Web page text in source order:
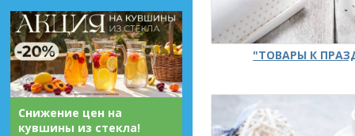
Снижение цен на
кувшины из стекла!
"ТОВАРЫ К